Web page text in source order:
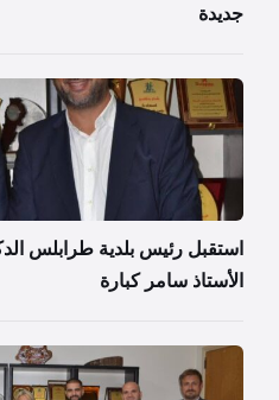
جديدة
استقبل رئيس بلدية طرابلس
الأستاذ سامر كبارة